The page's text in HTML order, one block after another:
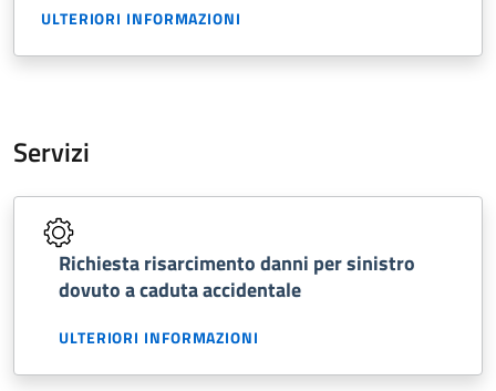
ULTERIORI INFORMAZIONI
Servizi
Richiesta risarcimento danni per sinistro
dovuto a caduta accidentale
ULTERIORI INFORMAZIONI